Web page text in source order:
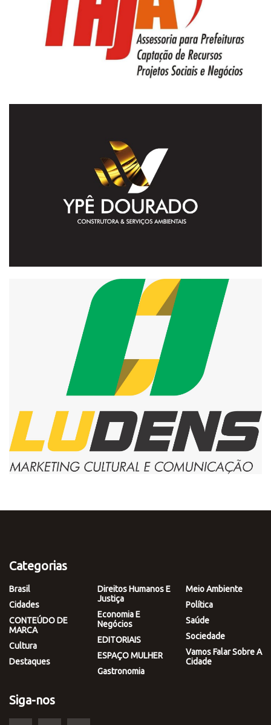
Categorias
Brasil
Cidades
CONTEÚDO DE
MARCA
Cultura
Destaques
Direitos Humanos E
Justiça
Economia E
Negócios
EDITORIAIS
ESPAÇO MULHER
Gastronomia
Meio Ambiente
Política
Saúde
Sociedade
Vamos Falar Sobre A
Cidade
Siga-nos